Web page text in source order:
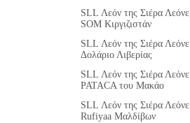
SLL Λεόν της Σιέρα Λεόνε
SOM Κιργιζιστάν
SLL Λεόν της Σιέρα Λεόνε
Δολάριο Λιβερίας
SLL Λεόν της Σιέρα Λεόνε
PATACA του Μακάο
SLL Λεόν της Σιέρα Λεόνε
Rufiyaa Μαλδίβων